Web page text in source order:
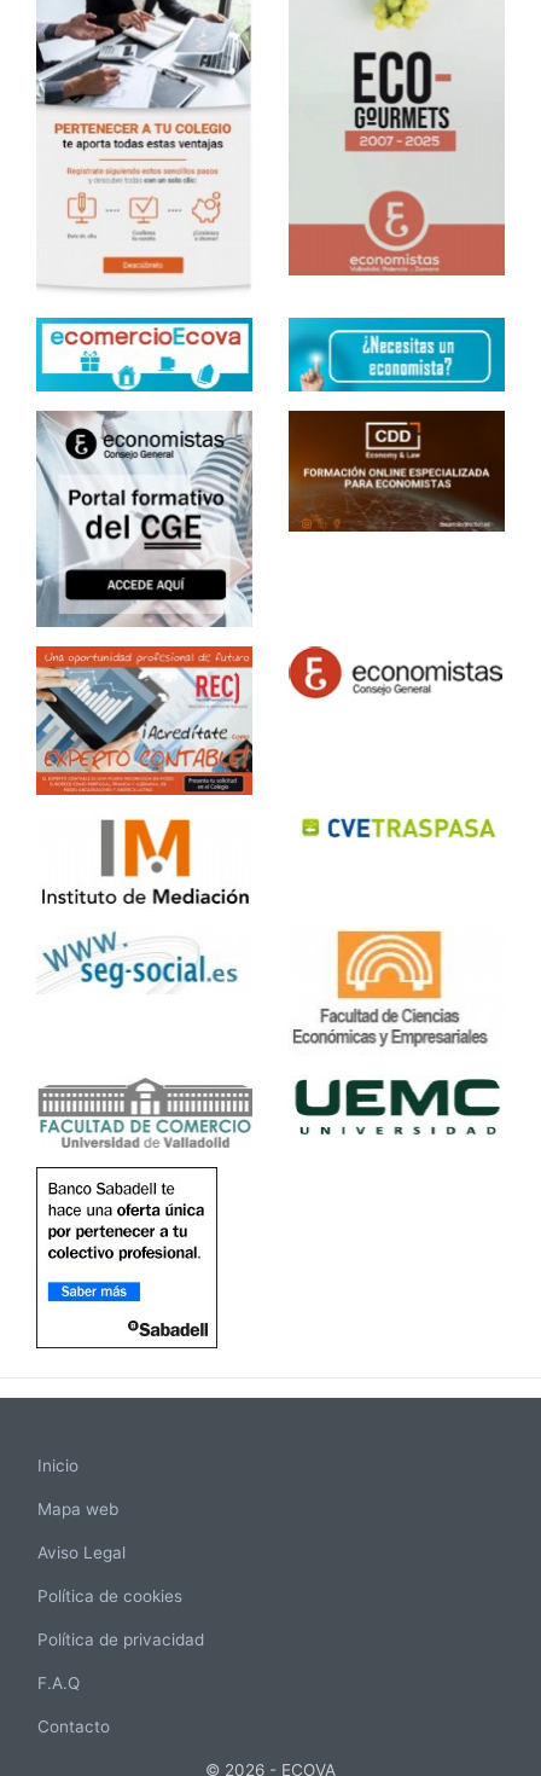
Inicio
Mapa web
Aviso Legal
Política de cookies
Política de privacidad
F.A.Q
Contacto
© 2026 - ECOVA